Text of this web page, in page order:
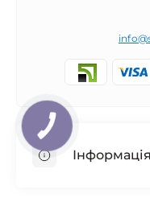
Інформація
КНОПКА
ЗВ'ЯЗКУ